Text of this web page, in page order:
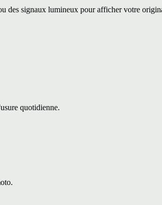
des signaux lumineux pour afficher votre
quotidienne.